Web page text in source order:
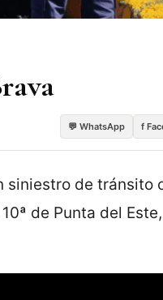
💬 WhatsApp f
siniestro de tránsito
de Punta del